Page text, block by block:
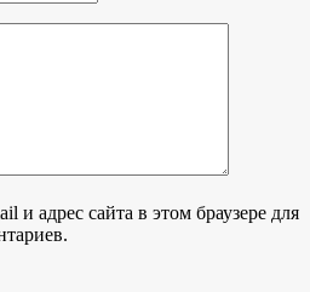
и адрес сайта в этом браузере для